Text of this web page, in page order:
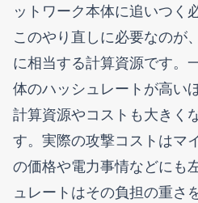
ットワーク本体に追いつく
このやり直しに必要なのが
に相当する計算資源です。
体のハッシュレートが高い
計算資源やコストも大きく
す。実際の攻撃コストはマ
の価格や電力事情などにも
ュレートはその負担の重さ